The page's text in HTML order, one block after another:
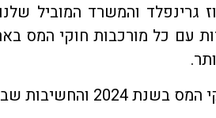
גרינפלד והמשרד המוביל
עם כל מורכבות חוקי המס
2024 והחשיבות שבה